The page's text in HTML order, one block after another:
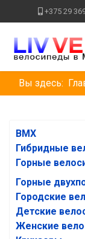
+375 29
Вы здесь:
BMX
Гибридные
Горные
Горные
Городские
Детские
Женские